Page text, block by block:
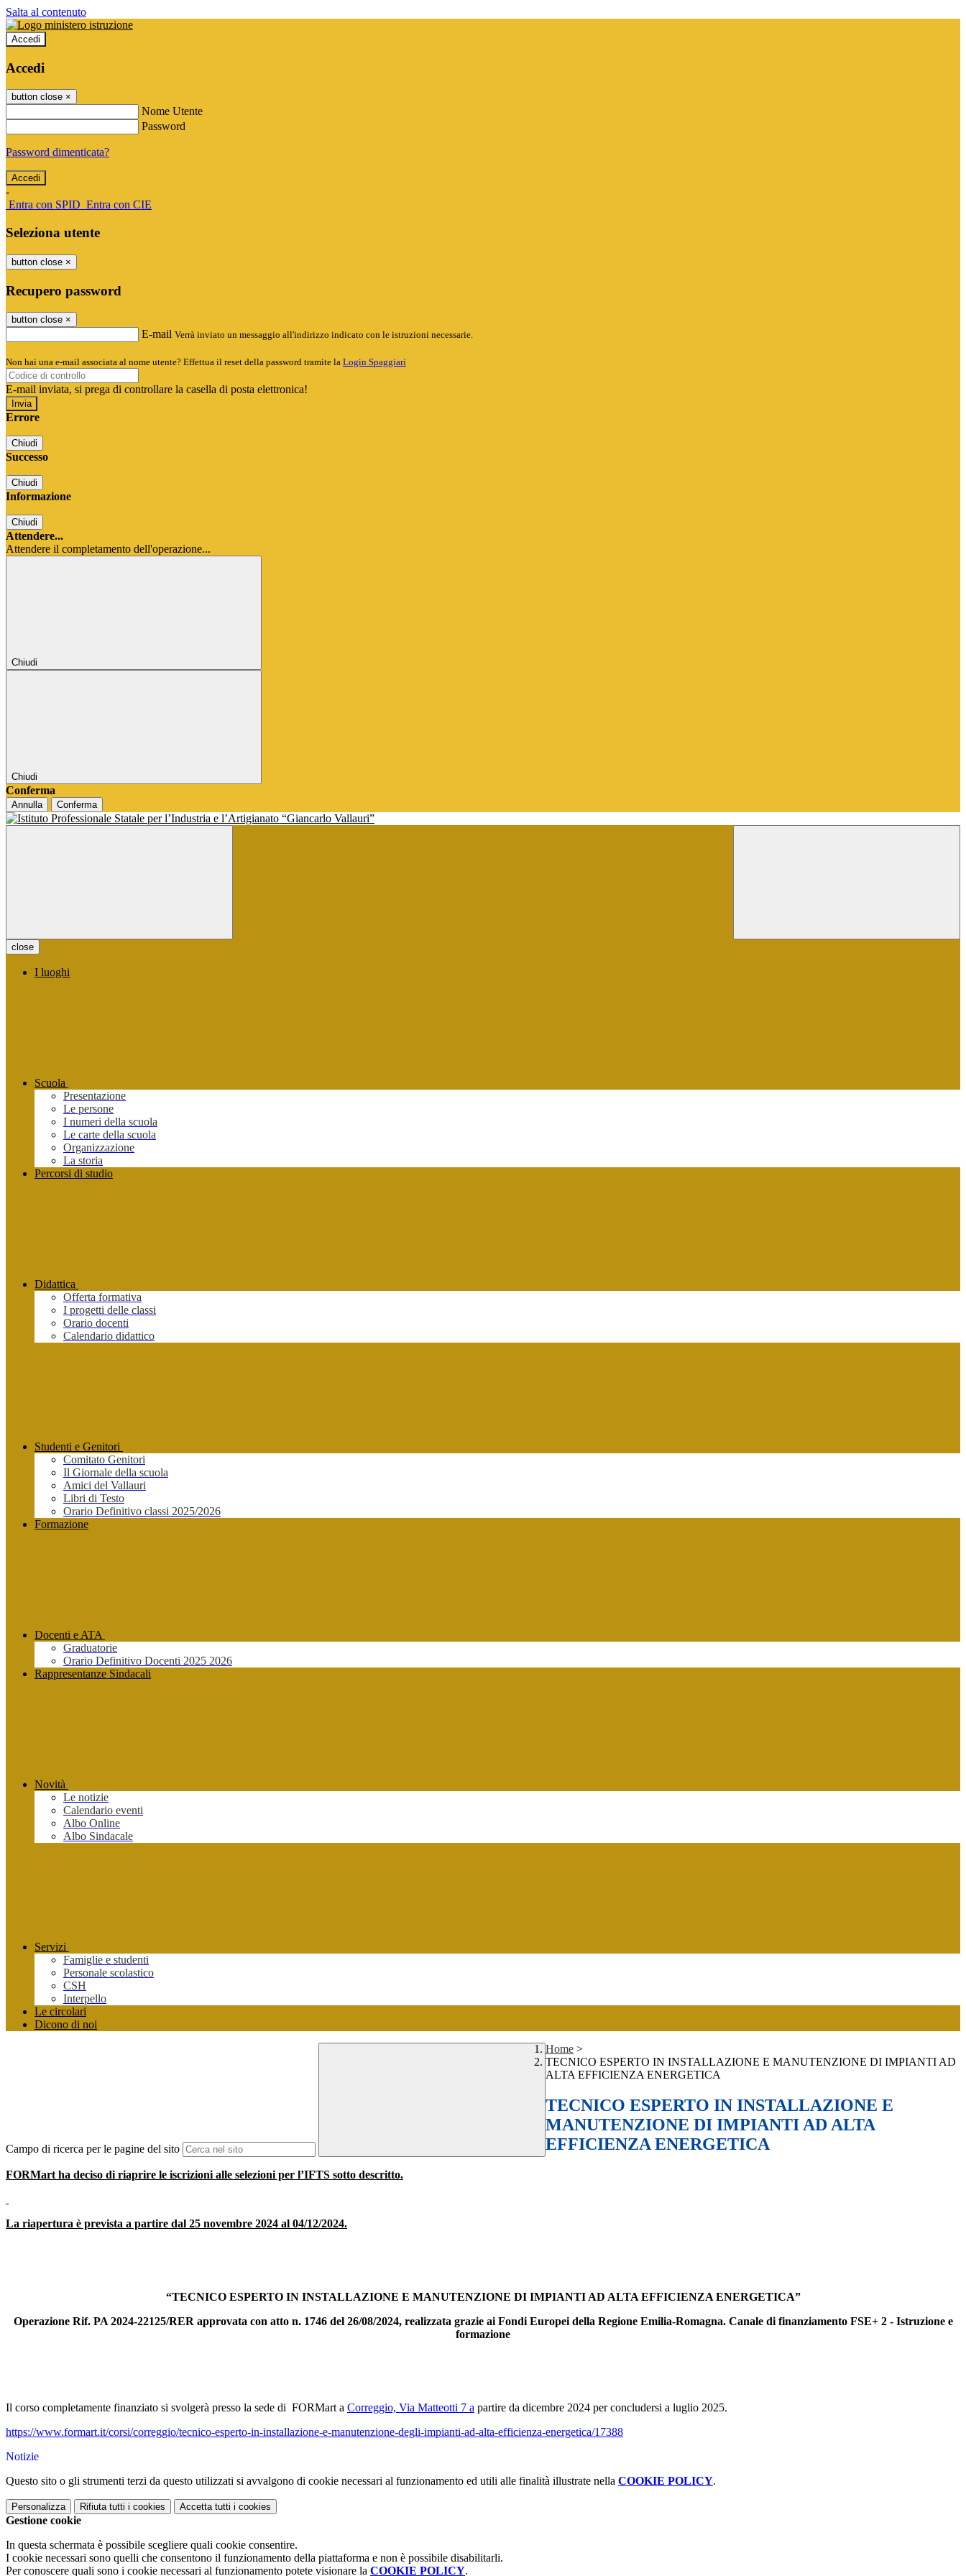
Salta al contenuto
Accedi
Accedi
button close ×
Nome Utente
Password
Password dimenticata?
-
Entra con SPID Entra con CIE
Seleziona utente
button close ×
Recupero password
button close ×
E-mail Verrà inviato un messaggio all'indirizzo indicato con le istruzioni necessarie.
Non hai una e-mail associata al nome utente? Effettua il reset della password tramite la Login Spaggiari
E-mail inviata, si prega di controllare la casella di posta elettronica!
Errore
Chiudi
Successo
Chiudi
Informazione
Chiudi
Attendere...
Attendere il completamento dell'operazione...
Chiudi
Chiudi
Conferma
Annulla Conferma
close
I luoghi
Scuola
Presentazione
Le persone
I numeri della scuola
Le carte della scuola
Organizzazione
La storia
Percorsi di studio
Didattica
Offerta formativa
I progetti delle classi
Orario docenti
Calendario didattico
Studenti e Genitori
Comitato Genitori
Il Giornale della scuola
Amici del Vallauri
Libri di Testo
Orario Definitivo classi 2025/2026
Formazione
Docenti e ATA
Graduatorie
Orario Definitivo Docenti 2025 2026
Rappresentanze Sindacali
Novità
Le notizie
Calendario eventi
Albo Online
Albo Sindacale
Servizi
Famiglie e studenti
Personale scolastico
CSH
Interpello
Le circolari
Dicono di noi
Campo di ricerca per le pagine del sito
Home >
TECNICO ESPERTO IN INSTALLAZIONE E MANUTENZIONE DI IMPIANTI AD
ALTA EFFICIENZA ENERGETICA
TECNICO ESPERTO IN INSTALLAZIONE E
MANUTENZIONE DI IMPIANTI AD ALTA
EFFICIENZA ENERGETICA
FORMart ha deciso di riaprire le iscrizioni alle selezioni per l’IFTS sotto descritto.
La riapertura è prevista a partire dal 25 novembre 2024 al 04/12/2024.
“TECNICO ESPERTO IN INSTALLAZIONE E MANUTENZIONE DI IMPIANTI AD ALTA EFFICIENZA ENERGETICA”
Operazione Rif. PA 2024-22125/RER approvata con atto n. 1746 del 26/08/2024, realizzata grazie ai Fondi Europei della Regione Emilia-Romagna. Canale di finanziamento FSE+ 2 - Istruzione e
formazione
Il corso completamente finanziato si svolgerà presso la sede di FORMart a Correggio, Via Matteotti 7 a partire da dicembre 2024 per concludersi a luglio 2025.
https://www.formart.it/corsi/correggio/tecnico-esperto-in-installazione-e-manutenzione-degli-impianti-ad-alta-efficienza-energetica/17388
Notizie
Questo sito o gli strumenti terzi da questo utilizzati si avvalgono di cookie necessari al funzionamento ed utili alle finalità illustrate nella COOKIE POLICY.
Personalizza Rifiuta tutti i cookies Accetta tutti i cookies
Gestione cookie
In questa schermata è possibile scegliere quali cookie consentire.
I cookie necessari sono quelli che consentono il funzionamento della piattaforma e non è possibile disabilitarli.
Per conoscere quali sono i cookie necessari al funzionamento potete visionare la COOKIE POLICY.